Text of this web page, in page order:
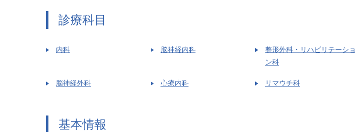
診療科目
内科 脳神経内科
整形外科・リハビリテーショ
ン科
脳神経外科 心療内科 リマウチ科
基本情報